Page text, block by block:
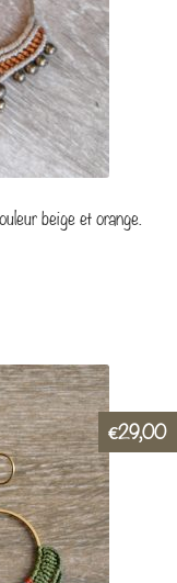
beige et orange.
€29,00